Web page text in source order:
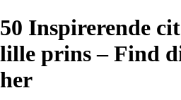
50 Inspirerende
lille prins – Find
her